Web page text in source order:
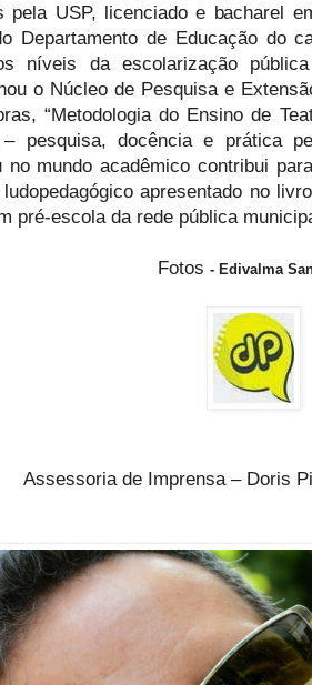
pela USP, licenciado e bacharel
Departamento de Educação do
níveis da escolarização
o Núcleo de Pesquisa e
“Metodologia do Ensino de
pesquisa, docência e prática
no mundo acadêmico contribui
ludopedagógico apresentado no
pré-escola da rede pública
Fotos - Edivalma
Assessoria de Imprensa – Doris